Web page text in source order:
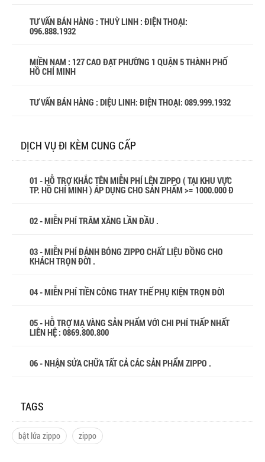
TƯ VẤN BÁN HÀNG : THUỲ LINH : ĐIỆN THOẠI:
096.888.1932
MIỀN NAM : 127 CAO ĐẠT PHƯỜNG 1 QUẬN 5 THÀNH PHỐ
HỒ CHÍ MINH
TƯ VẤN BÁN HÀNG : DIỆU LINH: ĐIỆN THOẠI: 089.999.1932
DỊCH VỤ ĐI KÈM CUNG CẤP
01 - HỖ TRỢ KHẮC TÊN MIỄN PHÍ LÊN ZIPPO ( TẠI KHU VỰC
TP. HỒ CHÍ MINH ) ÁP DỤNG CHO SẢN PHẨM >= 1000.000 Đ
02 - MIỄN PHÍ TRÂM XĂNG LẦN ĐẦU .
03 - MIỄN PHÍ ĐÁNH BÓNG ZIPPO CHẤT LIỆU ĐỒNG CHO
KHÁCH TRỌN ĐỜI .
04 - MIỄN PHÍ TIỀN CÔNG THAY THẾ PHỤ KIỆN TRỌN ĐỜI
05 - HỖ TRỢ MẠ VÀNG SẢN PHẨM VỚI CHI PHÍ THẤP NHẤT
LIÊN HỆ : 0869.800.800
06 - NHẬN SỬA CHỮA TẤT CẢ CÁC SẢN PHẨM ZIPPO .
TAGS
bật lửa zippo zippo